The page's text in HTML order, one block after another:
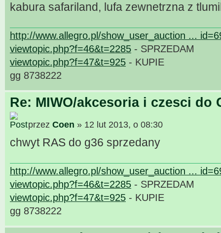
kabura safariland, lufa zewnetrzna z
http://www.allegro.pl/show_user_auction ...
viewtopic.php?f=46&t=2285 - SPRZEDAM
viewtopic.php?f=47&t=925 - KUPIE
gg 8738222
Re: MIWO/akcesoria i czesci do
przez Coen » 12 lut 2013, o 08:30
chwyt RAS do g36 sprzedany
http://www.allegro.pl/show_user_auction ...
viewtopic.php?f=46&t=2285 - SPRZEDAM
viewtopic.php?f=47&t=925 - KUPIE
gg 8738222